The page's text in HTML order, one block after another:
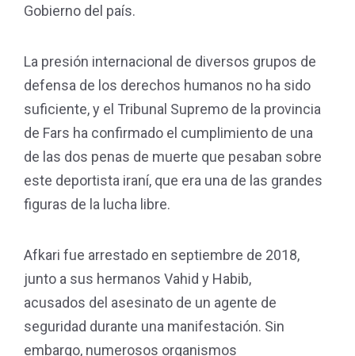
Gobierno del país.
La presión internacional de diversos grupos de
defensa de los derechos humanos no ha sido
suficiente, y el Tribunal Supremo de la provincia
de Fars ha confirmado el cumplimiento de una
de las dos penas de muerte que pesaban sobre
este deportista iraní, que era una de las grandes
figuras de la lucha libre.
Afkari fue arrestado en septiembre de 2018,
junto a sus hermanos Vahid y Habib,
acusados del asesinato de un agente de
seguridad durante una manifestación. Sin
embargo, numerosos organismos